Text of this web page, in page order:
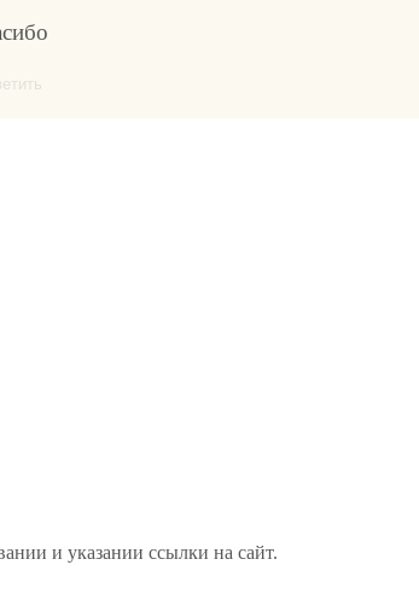
и указании ссылки на сайт.